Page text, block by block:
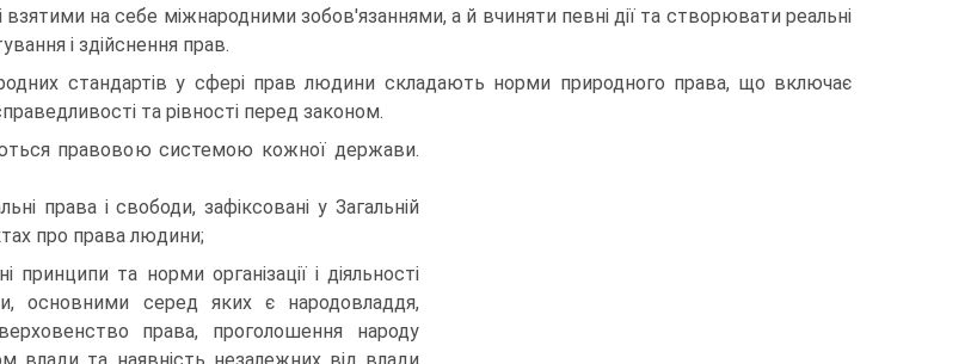
взятими на себе міжнародними зобов'язаннями, а й вчиняти певні дії та створювати реальні
і здійснення прав.
стандартів у сфері прав людини складають норми природного права, що включає
та рівності перед законом.
правовою системою кожної держави.
права і свободи, зафіксовані у Загальній
про права людини;
принципи та норми організації і діяльності
основними серед яких є народовладдя,
права, проголошення народу